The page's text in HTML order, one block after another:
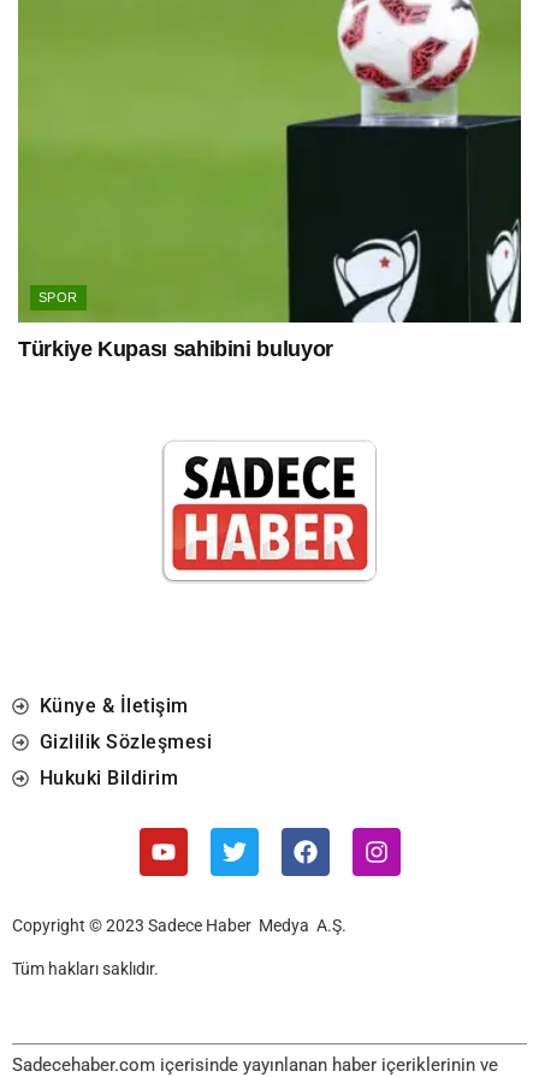
SPOR
Türkiye Kupası sahibini buluyor
Künye & İletişim
Gizlilik Sözleşmesi
Hukuki Bildirim
Copyright © 2023 Sadece Haber Medya A.Ş.
Tüm hakları saklıdır.
Sadecehaber.com içerisinde yayınlanan haber içeriklerinin ve